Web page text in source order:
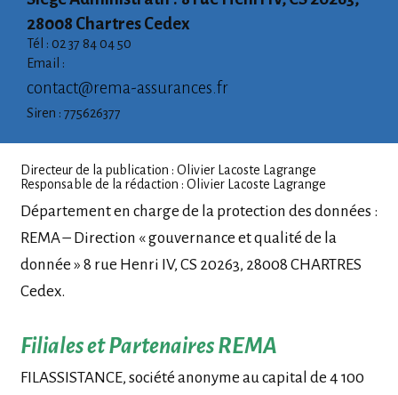
28008 Chartres Cedex
Tél : 02 37 84 04 50
Email :
contact@rema-assurances.fr
Siren : 775626377
Directeur de la publication : Olivier Lacoste Lagrange
Responsable de la rédaction : Olivier Lacoste Lagrange
Département en charge de la protection des données :
REMA – Direction « gouvernance et qualité de la
donnée » 8 rue Henri IV, CS 20263, 28008 CHARTRES
Cedex.
Filiales et Partenaires REMA
FILASSISTANCE, société anonyme au capital de 4 100